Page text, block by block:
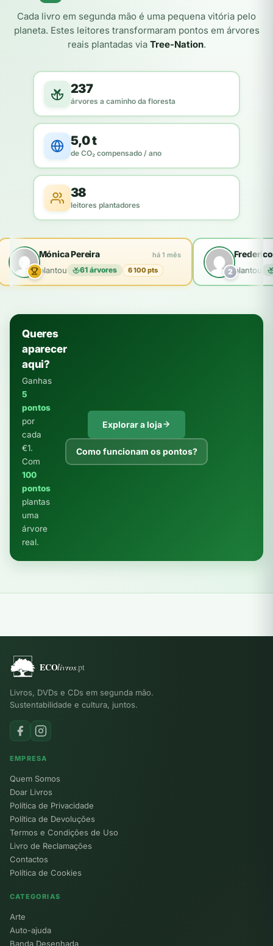
Cada livro em segunda mão é uma pequena vitória pelo
planeta. Estes leitores transformaram pontos em árvores
reais plantadas via Tree-Nation.
237
árvores a caminho da floresta
5,0 t
de CO₂ compensado / ano
38
leitores plantadores
Mónica Pereira há 1 mês
plantou 61 árvores 6 100 pts 2plantou
Queres
aparecer
aqui?
Ganhas
5
pontos
por
cada
€1.
Com
100
pontos
plantas
uma
árvore
real.
Explorar a loja
Como funcionam os pontos?
Livros, DVDs e CDs em segunda mão.
Sustentabilidade e cultura, juntos.
EMPRESA
Quem Somos
Doar Livros
Política de Privacidade
Política de Devoluções
Termos e Condições de Uso
Livro de Reclamações
Contactos
Política de Cookies
CATEGORIAS
Arte
Auto-ajuda
Banda Desenhada